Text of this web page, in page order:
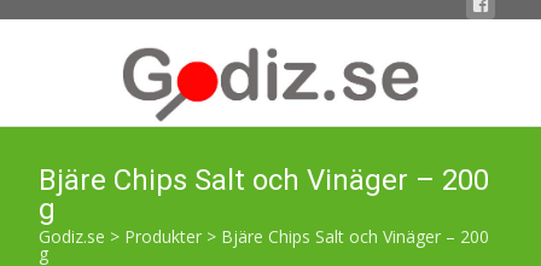
Bjäre Chips Salt och Vinäger – 200
g
Godiz.se > Produkter > Bjäre Chips Salt och Vinäger – 200
g